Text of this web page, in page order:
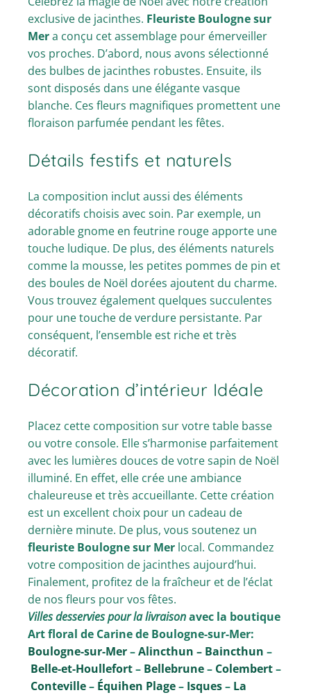
exclusive de jacinthes. Fleuriste Boulogne sur
Mera conçu cet assemblage pour émerveiller
vos proches. D’abord, nous avons sélectionné
des bulbes de jacinthes robustes. Ensuite, ils
sont disposés dans une élégante vasque
blanche. Ces fleurs magnifiques promettent une
floraison parfumée pendant les fêtes.
Détails festifs et naturels
La composition inclut aussi des éléments
décoratifs choisis avec soin. Par exemple, un
adorable gnome en feutrine rouge apporte une
touche ludique. De plus, des éléments naturels
comme la mousse, les petites pommes de pin et
des boules de Noël dorées ajoutent du charme.
Vous trouvez également quelques succulentes
pour une touche de verdure persistante. Par
conséquent, l’ensemble est riche et très
décoratif.
Décoration d’intérieur Idéale
Placez cette composition sur votre table basse
ou votre console. Elle s’harmonise parfaitement
avec les lumières douces de votre sapin de Noël
illuminé. En effet, elle crée une ambiance
chaleureuse et très accueillante. Cette création
est un excellent choix pour un cadeau de
dernière minute. De plus, vous soutenez un
fleuriste Boulogne sur Mer local. Commandez
votre composition de jacinthes aujourd’hui.
Finalement, profitez de la fraîcheur et de l’éclat
de nos fleurs pour vos fêtes.
Villes desservies pour la livraisonavec la boutique
Art floral de Carine de Boulogne-sur-Mer:
Boulogne-sur-Mer–Alincthun – Baincthun –
Belle-et-Houllefort– Bellebrune– Colembert–
Conteville– Équihen Plage– Isques– La